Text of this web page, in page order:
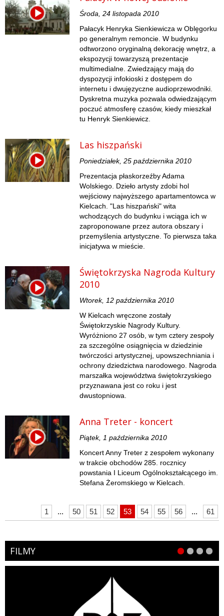
Środa, 24 listopada 2010
Pałacyk Henryka Sienkiewicza w Oblęgorku
po generalnym remoncie. W budynku
odtworzono oryginalną dekorację wnętrz, a
ekspozycji towarzyszą prezentacje
multimedialne. Zwiedzający mają do
dyspozycji infokioski z dostępem do
internetu i dwujęzyczne audioprzewodniki.
Dyskretna muzyka pozwala odwiedzającym
poczuć atmosferę czasów, kiedy mieszkał
tu Henryk Sienkiewicz.
Las hiszpański
Poniedziałek, 25 października 2010
Prezentacja płaskorzeźby Adama
Wolskiego. Dzieło artysty zdobi hol
wejściowy najwyższego apartamentowca w
Kielcach. "Las hiszpański" wita
wchodzących do budynku i wciąga ich w
zaproponowane przez autora obszary i
przemyślenia artystyczne. To pierwsza taka
inicjatywa w mieście.
Świętokrzyska Nagroda Kultury
2010
Wtorek, 12 października 2010
W Kielcach wręczone zostały
Świętokrzyskie Nagrody Kultury.
Wyróżniono 27 osób, w tym cztery zespoły
za szczególne osiągnięcia w dziedzinie
twórczości artystycznej, upowszechniania i
ochrony dziedzictwa narodowego. Nagroda
marszałka województwa świętokrzyskiego
przyznawana jest co roku i jest
dwustopniowa.
Anna Treter - koncert
Piątek, 1 października 2010
Koncert Anny Treter z zespołem wykonany
w trakcie obchodów 285. rocznicy
powstania I Liceum Ogólnokształcącego im.
Stefana Żeromskiego w Kielcach.
1 ... 50 51 52 53 54 55 56 ... 61
FILMY